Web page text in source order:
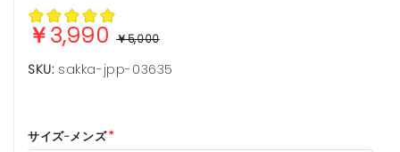
￥3,990￥5,000
SKU: sakka-jpp-03635
サイズ-メンズ